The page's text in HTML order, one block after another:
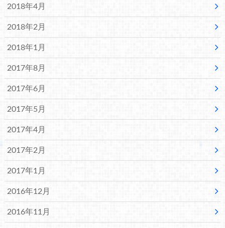
2018年4月
2018年2月
2018年1月
2017年8月
2017年6月
2017年5月
2017年4月
2017年2月
2017年1月
2016年12月
2016年11月